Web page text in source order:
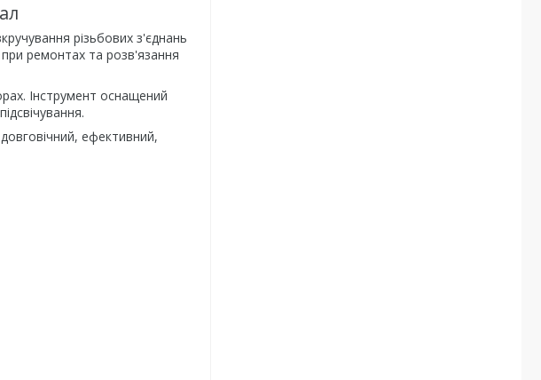
різьбових з'єднань
ремонтах та розв'язання
Інструмент оснащений
ефективний,